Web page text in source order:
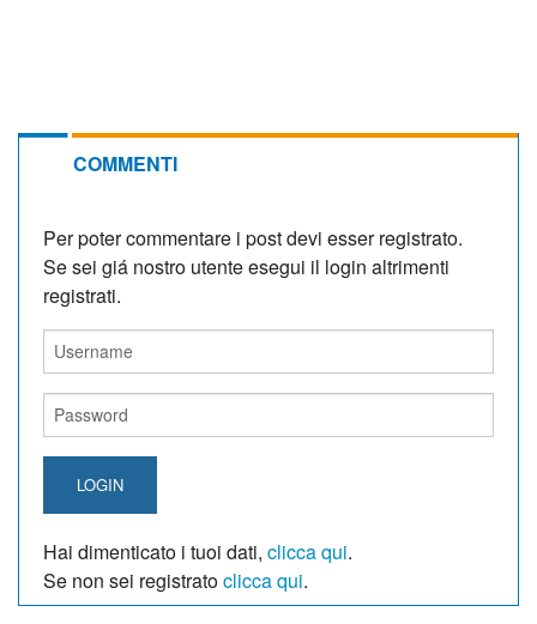
COMMENTI
Per poter commentare i post devi esser registrato.
Se sei giá nostro utente esegui il login altrimenti
registrati.
LOGIN
Hai dimenticato i tuoi dati, clicca qui.
Se non sei registratoclicca qui.